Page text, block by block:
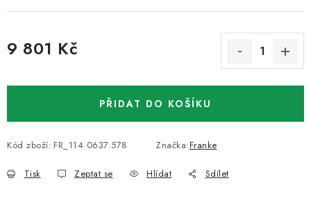
9 801 Kč
PŘIDAT DO KOŠÍKU
Kód zboží: FR_114.0637.578 Značka:Franke
Tisk Zeptat se Hlídat Sdílet